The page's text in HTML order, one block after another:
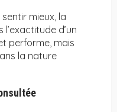
mieux, la
d’un
performe, mais
la nature